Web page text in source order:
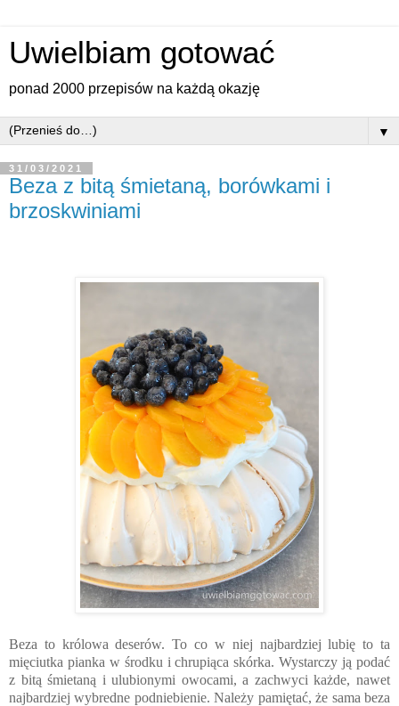
Uwielbiam gotować
ponad 2000 przepisów na każdą okazję
▼
31/03/2021
Beza z bitą śmietaną, borówkami i
brzoskwiniami
Beza to królowa deserów. To co w niej najbardziej lubię to ta
mięciutka pianka w środku i chrupiąca skórka. Wystarczy ją podać
z bitą śmietaną i ulubionymi owocami, a zachwyci każde, nawet
najbardziej wybredne podniebienie. Należy pamiętać, że sama beza